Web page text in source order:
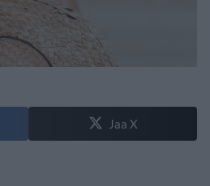
Jaa X